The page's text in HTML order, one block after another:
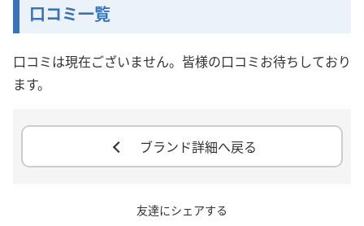
口コミ一覧
口コミは現在ございません。皆様の口コミお待ちしており
ます。
ブランド詳細へ戻る
友達にシェアする